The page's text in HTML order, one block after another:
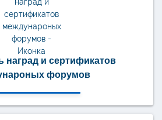
наград и сертификатов
форумов